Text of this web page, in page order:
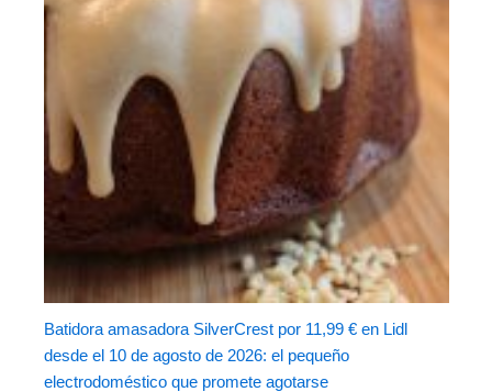
Batidora amasadora SilverCrest por 11,99 € en Lidl
desde el 10 de agosto de 2026: el pequeño
electrodoméstico que promete agotarse